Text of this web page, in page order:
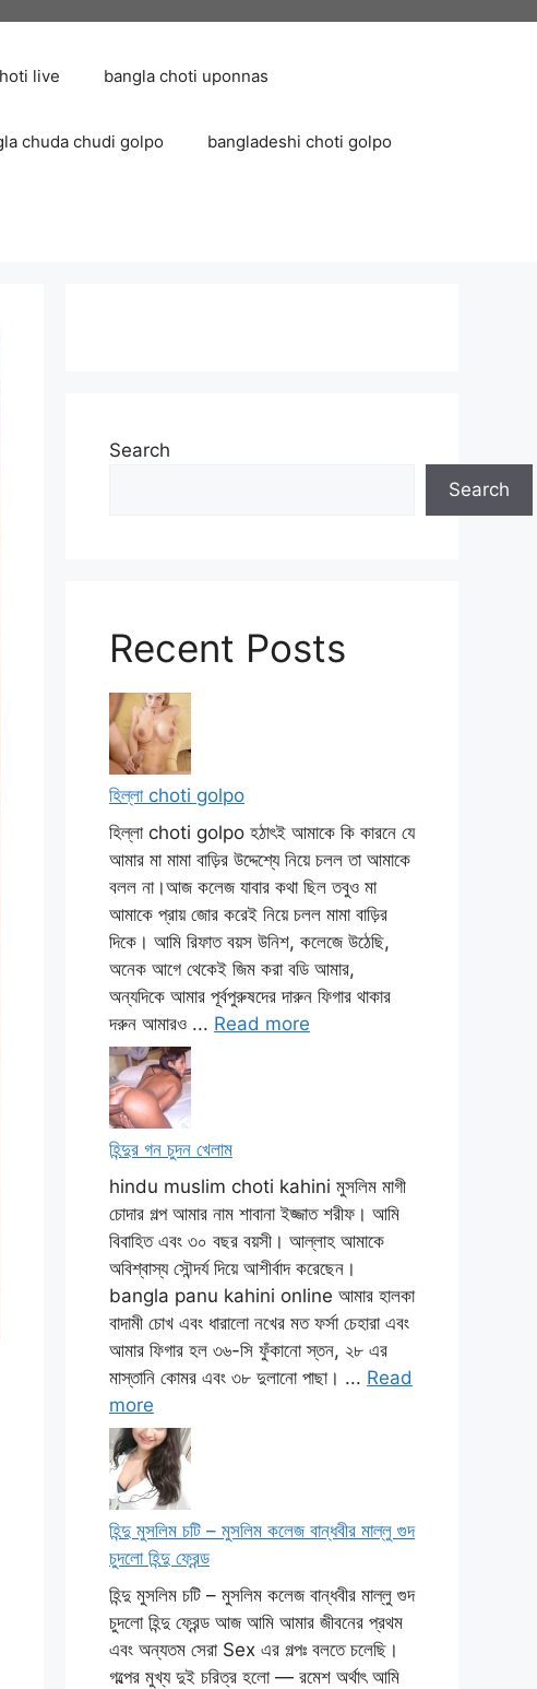
live bangla choti uponnas
chuda chudi golpo bangladeshi choti golpo
Search
Search
Recent Posts
হিল্লা choti golpo
হিল্লা choti golpo হঠাৎই আমাকে কি কারনে যে
আমার মা মামা বাড়ির উদ্দেশ্যে নিয়ে চলল তা আমাকে
বলল না।আজ কলেজ যাবার কথা ছিল তবুও মা
আমাকে প্রায় জোর করেই নিয়ে চলল মামা বাড়ির
দিকে। আমি রিফাত বয়স উনিশ, কলেজে উঠেছি,
অনেক আগে থেকেই জিম করা বডি আমার,
অন্যদিকে আমার পূর্বপুরুষদের দারুন ফিগার থাকার
দরুন আমারও ... Read more
হিন্দুর গন চুদন খেলাম
hindu muslim choti kahini মুসলিম মাগী
চোদার গল্প আমার নাম শাবানা ইজ্জাত শরীফ। আমি
বিবাহিত এবং ৩০ বছর বয়সী। আল্লাহ আমাকে
অবিশ্বাস্য সৌন্দর্য দিয়ে আশীর্বাদ করেছেন।
bangla panu kahini online আমার হালকা
বাদামী চোখ এবং ধারালো নখের মত ফর্সা চেহারা এবং
আমার ফিগার হল ৩৬-সি ফুঁকানো স্তন, ২৮ এর
মাস্তানি কোমর এবং ৩৮ দুলানো পাছা। ... Read
more
হিন্দু মুসলিম চটি – মুসলিম কলেজ বান্ধবীর মাল্লু গুদ
চুদলো হিন্দু ফ্রেন্ড
হিন্দু মুসলিম চটি – মুসলিম কলেজ বান্ধবীর মাল্লু গুদ
চুদলো হিন্দু ফ্রেন্ড আজ আমি আমার জীবনের প্রথম
এবং অন্যতম সেরা Sex এর গল্পঃ বলতে চলেছি।
গল্পের মুখ্য দুই চরিত্র হলো — রমেশ অর্থাৎ আমি